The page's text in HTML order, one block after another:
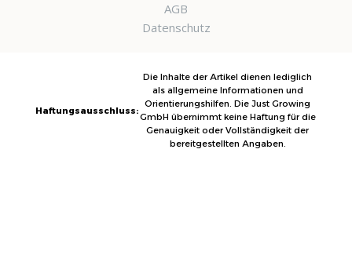
AGB
Datenschutz
Haftungsausschluss:
Die Inhalte der Artikel dienen lediglich
als allgemeine Informationen und
Orientierungshilfen. Die Just Growing
GmbH übernimmt keine Haftung für die
Genauigkeit oder Vollständigkeit der
bereitgestellten Angaben.